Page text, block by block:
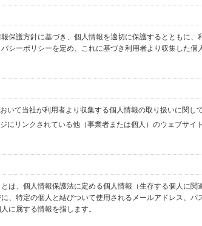
保護方針に基づき、個人情報を適切に保護するとともに、
シーポリシーを定め、これに基づき利用者より収集した個
いて当社が利用者より収集する個人情報の取り扱いに関し
にリンクされている他（事業者または個人）のウェブサイ
は、個人情報保護法に定める個人情報（生存する個人に
、特定の個人と結びついて使用されるメールアドレス、パ
に属する情報を指します。